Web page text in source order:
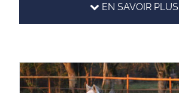
EN SAVOIR PLUS